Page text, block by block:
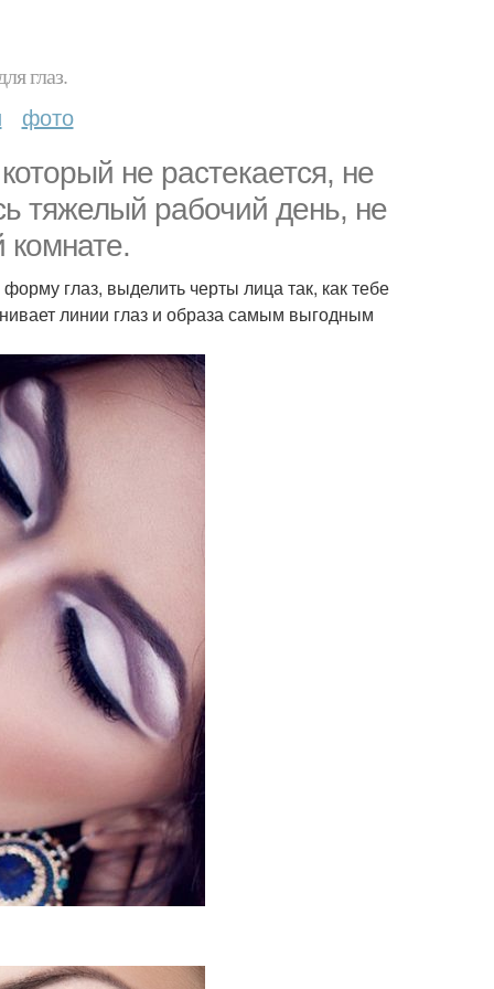
глаз.
фото
не растекается, не
тяжелый рабочий день, не
комнате.
глаз, выделить черты лица так, как тебе
линии глаз и образа самым выгодным